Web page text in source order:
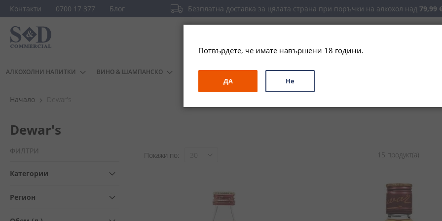
Контакти 0700 17 377 Блог
Прескачане
съдържанието
Безплатна доставка за цялата страна при поръчки на алкохол над 79,99 €
АЛКОХОЛНИ НАПИТКИ ВИНО & ШАМПАНСКО ДРУГИ ЗА ПОДАРЪК ПРОМО СПЕЦИАЛНИ ПРЕДЛОЖЕНИЯ
Начало Dewar's
Dewar's
Покажи по 15 продукт(а)
ФИЛТРИ
Категории
Регион
Потвърдете, че имате навършени 18 години.
ДА Не